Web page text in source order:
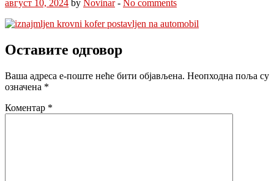
август 10, 2024 by Novinar- No comments
Оставите одговор
Ваша адреса е-поште неће бити објављена. Неопходна поља су
означена *
Коментар *